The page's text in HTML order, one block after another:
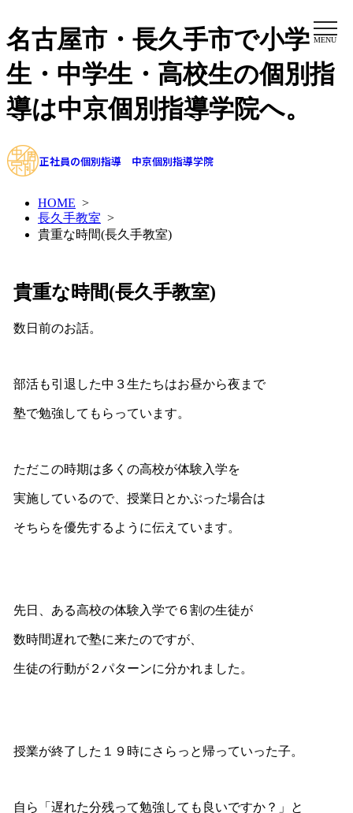
名古屋市・長久手市で小学
生・中学生・高校生の個別指
導は中京個別指導学院へ。
正社員の個別指導 中京個別指導学院
MENU
HOME >
長久手教室 >
貴重な時間(長久手教室)
貴重な時間(長久手教室)
数日前のお話。
部活も引退した中３生たちはお昼から夜まで
塾で勉強してもらっています。
ただこの時期は多くの高校が体験入学を
実施しているので、授業日とかぶった場合は
そちらを優先するように伝えています。
先日、ある高校の体験入学で６割の生徒が
数時間遅れで塾に来たのですが、
生徒の行動が２パターンに分かれました。
授業が終了した１９時にさらっと帰っていった子。
自ら「遅れた分残って勉強しても良いですか？」と